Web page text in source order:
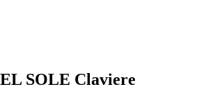
SOLE Claviere